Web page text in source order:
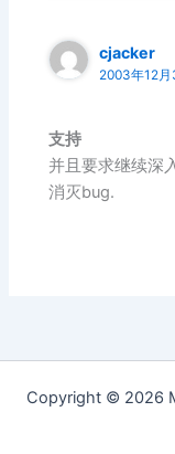
cjacker
2003年12月
支持
并且要求继续深
消灭bug.
Copyright © 2026